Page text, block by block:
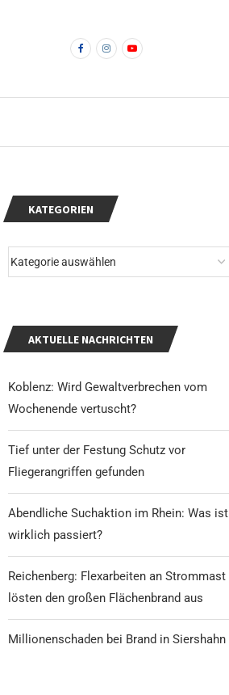
KATEGORIEN
AKTUELLE NACHRICHTEN
Koblenz: Wird Gewaltverbrechen vom
Wochenende vertuscht?
Tief unter der Festung Schutz vor
Fliegerangriffen gefunden
Abendliche Suchaktion im Rhein: Was ist
wirklich passiert?
Reichenberg: Flexarbeiten an Strommast
lösten den großen Flächenbrand aus
Millionenschaden bei Brand in Siershahn